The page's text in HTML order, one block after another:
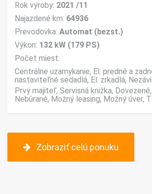
Rok výroby: 2021 /11
Najazdené km: 64936
Prevodovka: Automat (bezst.)
Výkon: 132 kW (179 PS)
Počet miest:
Centrálne uzamykanie, El. predné a
nastaviteľné sedadlá, El. zrkadlá,
Prvý majiteľ, Servisná knižka,
Nebúrané, Možný leasing, Možný úver,
Zobraziť celú ponuku